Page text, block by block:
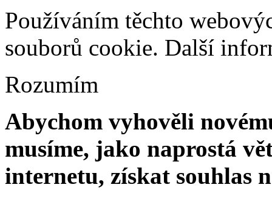
Používáním těchto
souborů cookie. Další
Rozumím
Abychom vyhověli
musíme, jako naprostá
internetu, získat souhlas